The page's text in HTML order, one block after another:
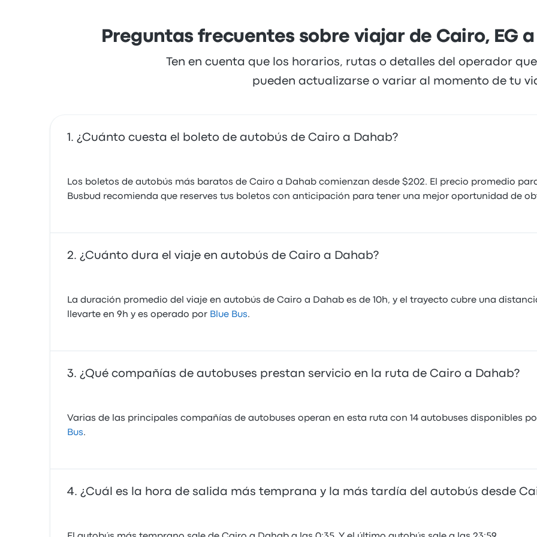
Preguntas frecuentes sobre viajar de Cairo, EG
Ten en cuenta que los horarios, rutas o detalles del operador
pueden actualizarse o variar al momento de tu
¿Cuánto cuesta el boleto de autobús de Cairo a Dahab?
Los boletos de autobús más baratos de Cairo a Dahab comienzan desde $202. El precio promedio
Busbud recomienda que reserves tus boletos con anticipación para tener una mejor oportunidad de
¿Cuánto dura el viaje en autobús de Cairo a Dahab?
La duración promedio del viaje en autobús de Cairo a Dahab es de 10h, y el trayecto cubre una
llevarte en 9h y es operado por Blue Bus.
¿Qué compañías de autobuses prestan servicio en la ruta de Cairo a Dahab?
Varias de las principales compañías de autobuses operan en esta ruta con 14 autobuses disponibles
Bus.
¿Cuál es la hora de salida más temprana y la más tardía del autobús desde